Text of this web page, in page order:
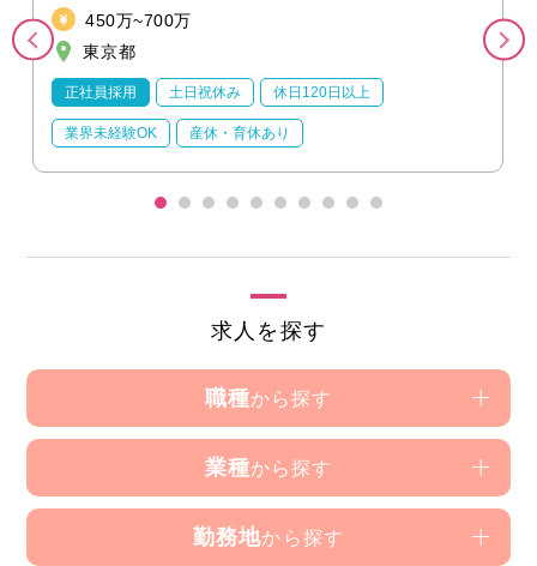
450万~700万
東京都
正社員採用 土日祝休み 休日120日以上
業界未経験OK 産休・育休あり
求人を探す
職種から探す
業種から探す
勤務地から探す